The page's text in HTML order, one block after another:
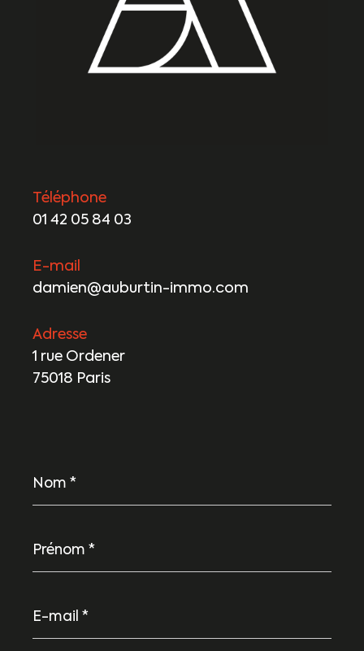
Téléphone
01 42 05 84 03
E-mail
damien@auburtin-immo.com
Adresse
1 rue Ordener
75018 Paris
*
*
mail